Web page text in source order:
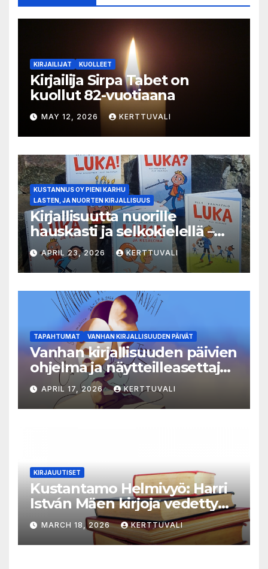
KIRJAILIJAT KUOLLEET
Kirjailija Sirpa Tabet on
kuollut 82-vuotiaana
MAY 12, 2026 KERTTUVALI
KUSTANNUS OY PIENI KARHU
LASTEN, JA NUORTEN KIRJALLISUUS
Kirjallisuutta nuorille
hauskasti ja selkokielellä –
Luka-sarjasta viides osa
APRIL 23, 2026 KERTTUVALI
TAPAHTUMAT VANHAN KIRJALLISUUDEN PÄIVÄT
Vanhan kirjallisuuden päivien
ohjelma ja näytteilleasettajat
julkistettu
APRIL 17, 2026 KERTTUVALI
KIRJAUUTISET
Kustantamo Helmivyö: Harri
István Mäen kirjoja vedetty
myynnistä
MARCH 18, 2026 KERTTUVALI